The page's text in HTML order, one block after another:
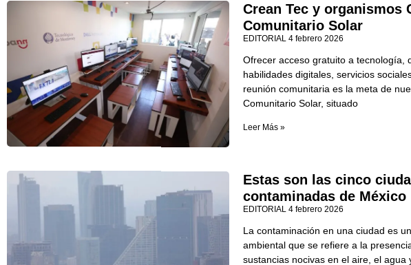
Crean Tec y organismos
Comunitario Solar
EDITORIAL 4 febrero 2026
Ofrecer acceso gratuito a tecnología,
habilidades digitales, servicios
reunión comunitaria es la meta de
Comunitario Solar, situado
Leer Más »
Estas son las cinco
contaminadas de México
EDITORIAL 4 febrero 2026
La contaminación en una ciudad es
ambiental que se refiere a la
sustancias nocivas en el aire, el agua